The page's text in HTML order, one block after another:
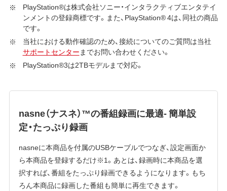
PlayStation®は株式会社ソニー・インタラクティブエンタテイ
ンメントの登録商標です。また、PlayStation® 4は、同社の商品
です。
当社における動作確認のため、接続についてのご質問は当社
サポートセンターまでお問い合わせください。
PlayStation®3は2TBモデルまで対応。
nasne（ナスネ）™の番組録画に最適- 簡単設
定・たっぷり録画
nasneに本商品を付属のUSBケーブルでつなぎ、設定画面か
ら本商品を登録するだけ※1。あとは、録画時に本商品を選
択すれば、番組をたっぷり録画できるようになります。もち
ろん本商品に録画した番組も簡単に再生できます。